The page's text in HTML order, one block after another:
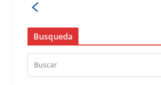
Busqueda